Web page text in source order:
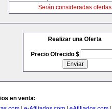
Serán consideradas ofertas
Realizar una Oferta
Precio Ofrecido $
en venta: